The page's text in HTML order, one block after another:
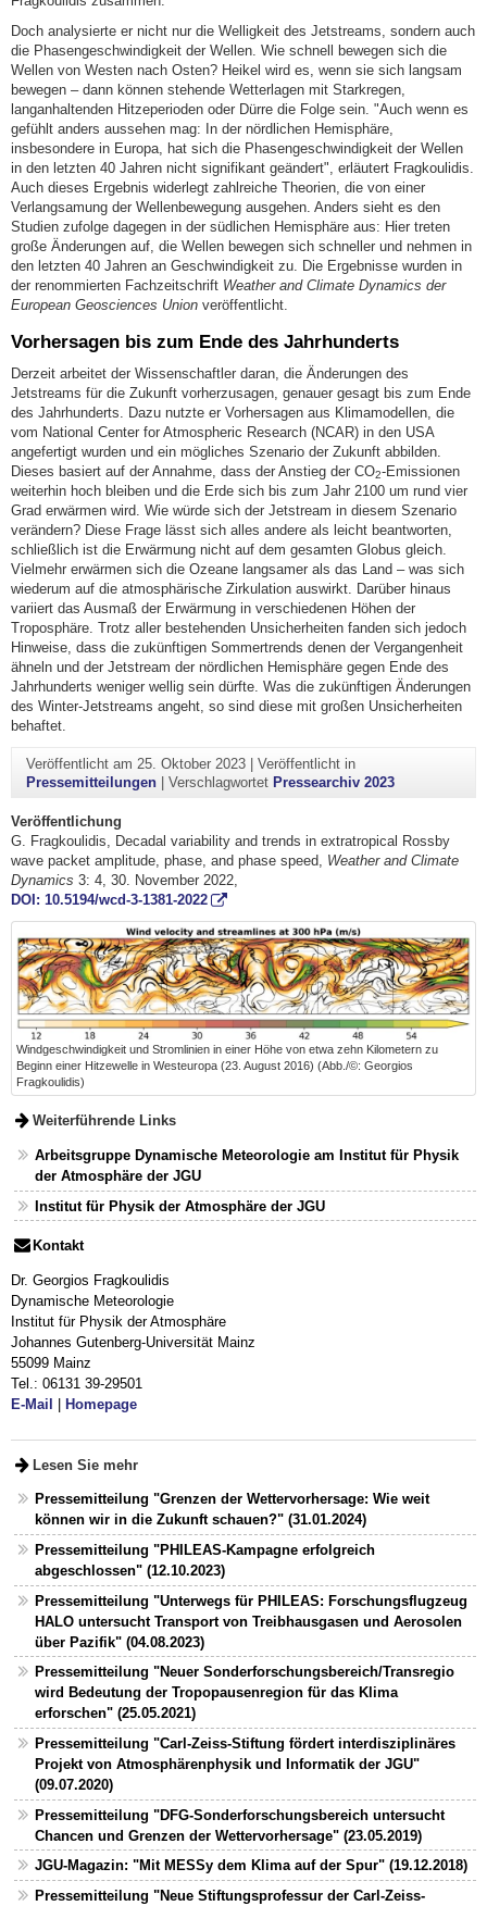
Doch analysierte er nicht nur die Welligkeit des Jetstreams, sondern auch
die Phasengeschwindigkeit der Wellen. Wie schnell bewegen sich die
Wellen von Westen nach Osten? Heikel wird es, wenn sie sich langsam
bewegen – dann können stehende Wetterlagen mit Starkregen,
langanhaltenden Hitzeperioden oder Dürre die Folge sein. "Auch wenn es
gefühlt anders aussehen mag: In der nördlichen Hemisphäre,
insbesondere in Europa, hat sich die Phasengeschwindigkeit der Wellen
in den letzten 40 Jahren nicht signifikant geändert", erläutert Fragkoulidis.
Auch dieses Ergebnis widerlegt zahlreiche Theorien, die von einer
Verlangsamung der Wellenbewegung ausgehen. Anders sieht es den
Studien zufolge dagegen in der südlichen Hemisphäre aus: Hier treten
große Änderungen auf, die Wellen bewegen sich schneller und nehmen in
den letzten 40 Jahren an Geschwindigkeit zu. Die Ergebnisse wurden in
der renommierten Fachzeitschrift Weather and Climate Dynamics der
European Geosciences Union veröffentlicht.
Vorhersagen bis zum Ende des Jahrhunderts
Derzeit arbeitet der Wissenschaftler daran, die Änderungen des
Jetstreams für die Zukunft vorherzusagen, genauer gesagt bis zum Ende
des Jahrhunderts. Dazu nutzte er Vorhersagen aus Klimamodellen, die
vom National Center for Atmospheric Research (NCAR) in den USA
angefertigt wurden und ein mögliches Szenario der Zukunft abbilden.
Dieses basiert auf der Annahme, dass der Anstieg der CO2-Emissionen
weiterhin hoch bleiben und die Erde sich bis zum Jahr 2100 um rund vier
Grad erwärmen wird. Wie würde sich der Jetstream in diesem Szenario
verändern? Diese Frage lässt sich alles andere als leicht beantworten,
schließlich ist die Erwärmung nicht auf dem gesamten Globus gleich.
Vielmehr erwärmen sich die Ozeane langsamer als das Land – was sich
wiederum auf die atmosphärische Zirkulation auswirkt. Darüber hinaus
variiert das Ausmaß der Erwärmung in verschiedenen Höhen der
Troposphäre. Trotz aller bestehenden Unsicherheiten fanden sich jedoch
Hinweise, dass die zukünftigen Sommertrends denen der Vergangenheit
ähneln und der Jetstream der nördlichen Hemisphäre gegen Ende des
Jahrhunderts weniger wellig sein dürfte. Was die zukünftigen Änderungen
des Winter-Jetstreams angeht, so sind diese mit großen Unsicherheiten
behaftet.
Veröffentlicht am 25. Oktober 2023| Veröffentlicht in
Pressemitteilungen| Verschlagwortet Pressearchiv 2023
Veröffentlichung
G. Fragkoulidis, Decadal variability and trends in extratropical Rossby
wave packet amplitude, phase, and phase speed, Weather and Climate
Dynamics 3: 4, 30. November 2022,
DOI: 10.5194/wcd-3-1381-2022
Windgeschwindigkeit und Stromlinien in einer Höhe von etwa zehn Kilometern zu
Beginn einer Hitzewelle in Westeuropa (23. August 2016) (Abb./©: Georgios
Fragkoulidis)
Weiterführende Links
Arbeitsgruppe Dynamische Meteorologie am Institut für Physik
der Atmosphäre der JGU
Institut für Physik der Atmosphäre der JGU
Kontakt
Dr. Georgios Fragkoulidis
Dynamische Meteorologie
Institut für Physik der Atmosphäre
Johannes Gutenberg-Universität Mainz
55099 Mainz
Tel.: 06131 39-29501
E-Mail
Homepage
Lesen Sie mehr
Pressemitteilung "Grenzen der Wettervorhersage: Wie weit
können wir in die Zukunft schauen?" (31.01.2024)
Pressemitteilung "PHILEAS-Kampagne erfolgreich
abgeschlossen" (12.10.2023)
Pressemitteilung "Unterwegs für PHILEAS: Forschungsflugzeug
HALO untersucht Transport von Treibhausgasen und Aerosolen
über Pazifik" (04.08.2023)
Pressemitteilung "Neuer Sonderforschungsbereich/Transregio
wird Bedeutung der Tropopausenregion für das Klima
erforschen" (25.05.2021)
Pressemitteilung "Carl-Zeiss-Stiftung fördert interdisziplinäres
Projekt von Atmosphärenphysik und Informatik der JGU"
(09.07.2020)
Pressemitteilung "DFG-Sonderforschungsbereich untersucht
Chancen und Grenzen der Wettervorhersage" (23.05.2019)
JGU-Magazin: "Mit MESSy dem Klima auf der Spur" (19.12.2018)
Pressemitteilung "Neue Stiftungsprofessur der Carl-Zeiss-